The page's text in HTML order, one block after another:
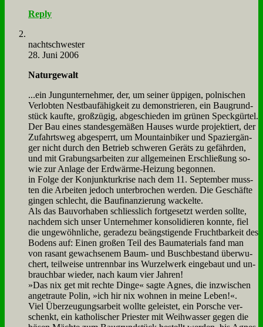
Reply
nacht­schwe­ster
28. Juni 2006
Na­tur­ge­walt
...ein Jung­un­ter­neh­mer, der, um sei­ner üp­pi­gen, pol­ni­schen
Ver­lob­ten Nest­bau­fä­hig­keit zu de­mon­strie­ren, ein Bau­grund­
stück kauf­te, groß­zü­gig, ab­ge­schie­den im grü­nen Speck­gür­tel.
Der Bau ei­nes stan­des­ge­mä­ßen Hau­ses wur­de pro­jek­tiert, der
Zu­fahrts­weg ab­ge­sperrt, um Moun­tain­bi­ker und Spa­zier­gän­
ger nicht durch den Be­trieb schwe­ren Ge­räts zu ge­fähr­den,
und mit Gra­bungs­ar­bei­ten zur all­ge­mei­nen Er­schlie­ßung so­
wie zur An­la­ge der Erd­wär­me-Hei­zung be­gon­nen.
in Fol­ge der Kon­junk­tur­kri­se nach dem 11. Sep­tem­ber muss­
ten die Ar­bei­ten je­doch un­ter­bro­chen wer­den. Die Ge­schäf­te
gin­gen schlecht, die Bau­fi­nan­zie­rung wackel­te.
Als das Bau­vor­ha­ben schliess­lich fort­ge­setzt wer­den soll­te,
nach­dem sich un­ser Un­ter­neh­mer kon­so­li­die­ren konn­te, fiel
die un­ge­wöhn­li­che, ge­ra­de­zu be­äng­sti­gen­de Frucht­bar­keit des
Bo­dens auf: Ei­nen gro­ßen Teil des Bau­ma­te­ri­als fand man
von ra­sant ge­wach­se­nem Baum- und Busch­be­stand über­wu­
chert, teil­wei­se un­trenn­bar ins Wur­zel­werk ein­ge­baut und un­
brauch­bar wie­der, nach kaum vier Jah­ren!
»Das nix get mit rech­te Din­ge« sag­te Agnes, die in­zwi­schen
an­ge­trau­te Po­lin, »ich hir nix woh­nen in mei­ne Le­ben!«.
Viel Über­zeu­gungs­ar­beit woll­te ge­lei­stet, ein Por­sche ver­
schenkt, ein ka­tho­li­scher Prie­ster mit Weih­was­ser ge­gen die